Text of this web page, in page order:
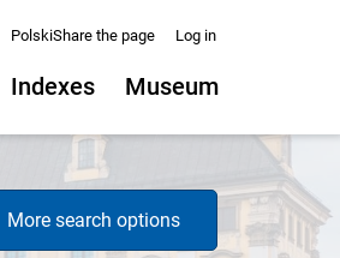
PolskiShare the page Log in
Indexes Museum
More search options